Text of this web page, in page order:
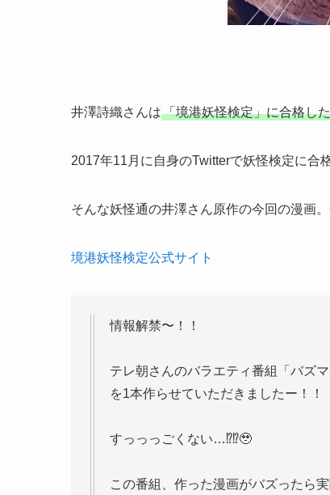
井澤詩織さんは「境港妖怪検定」に合格した
2017年11月に自身のTwitterで妖怪検定に合
そんな妖怪通の井澤さん原作の今回の漫画
境港妖怪検定公式サイト
情報解禁〜！！
テレ朝さんのバラエティ番組「バズ
を1本作らせていただきましたー！！
すっっっごくない…⁉︎⁉︎🥹
この番組、作った漫画がバズったら